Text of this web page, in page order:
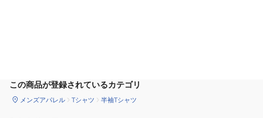
この商品が登録されているカテゴリ
メンズアパレル Tシャツ 半袖Tシャツ